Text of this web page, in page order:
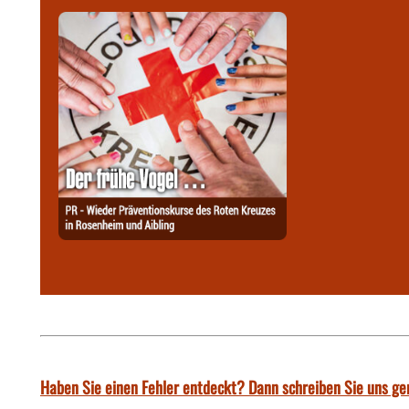
Haben Sie einen Fehler entdeckt? Dann schreiben Sie uns